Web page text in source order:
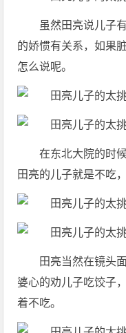
虽然田亮说儿子
的娇惯有关系，如果
怎么说呢。
在东北大院的时
田亮的儿子就是不吃
田亮当然在镜头
婆心的劝儿子吃饺子
着不吃。